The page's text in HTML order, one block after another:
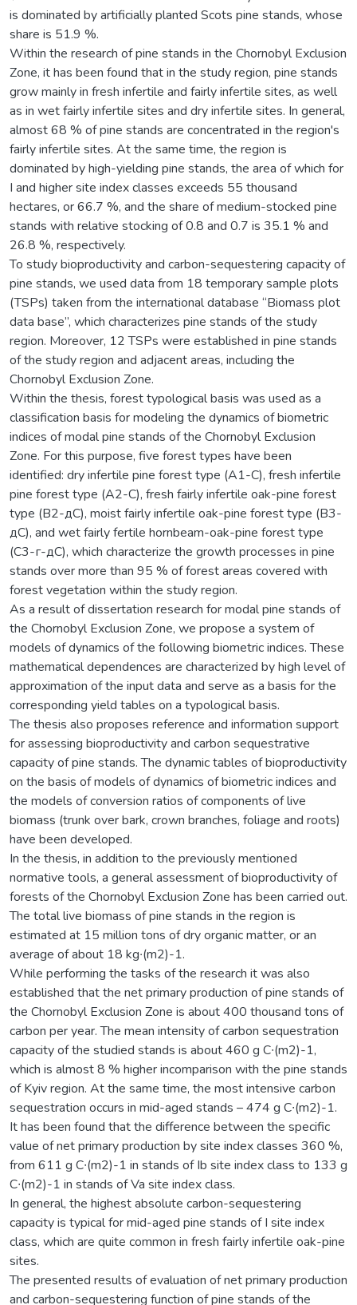
is dominated by artificially planted Scots pine stands, whose
share is 51.9 %.
Within the research of pine stands in the Chornobyl Exclusion
Zone, it has been found that in the study region, pine stands
grow mainly in fresh infertile and fairly infertile sites, as well
as in wet fairly infertile sites and dry infertile sites. In general,
almost 68 % of pine stands are concentrated in the region's
fairly infertile sites. At the same time, the region is
dominated by high-yielding pine stands, the area of which for
I and higher site index classes exceeds 55 thousand
hectares, or 66.7 %, and the share of medium-stocked pine
stands with relative stocking of 0.8 and 0.7 is 35.1 % and
26.8 %, respectively.
To study bioproductivity and carbon-sequestering capacity of
pine stands, we used data from 18 temporary sample plots
(TSPs) taken from the international database “Biomass plot
data base”, which characterizes pine stands of the study
region. Moreover, 12 TSPs were established in pine stands
of the study region and adjacent areas, including the
Chornobyl Exclusion Zone.
Within the thesis, forest typological basis was used as a
classification basis for modeling the dynamics of biometric
indices of modal pine stands of the Chornobyl Exclusion
Zone. For this purpose, five forest types have been
identified: dry infertile pine forest type (A1-C), fresh infertile
pine forest type (A2-C), fresh fairly infertile oak-pine forest
type (B2-дС), moist fairly infertile oak-pine forest type (B3-
дС), and wet fairly fertile hornbeam-oak-pine forest type
(С3-г-дС), which characterize the growth processes in pine
stands over more than 95 % of forest areas covered with
forest vegetation within the study region.
As a result of dissertation research for modal pine stands of
the Chornobyl Exclusion Zone, we propose a system of
models of dynamics of the following biometric indices. These
mathematical dependences are characterized by high level of
approximation of the input data and serve as a basis for the
corresponding yield tables on a typological basis.
The thesis also proposes reference and information support
for assessing bioproductivity and carbon sequestrative
capacity of pine stands. The dynamic tables of bioproductivity
on the basis of models of dynamics of biometric indices and
the models of conversion ratios of components of live
biomass (trunk over bark, crown branches, foliage and roots)
have been developed.
In the thesis, in addition to the previously mentioned
normative tools, a general assessment of bioproductivity of
forests of the Chornobyl Exclusion Zone has been carried out.
The total live biomass of pine stands in the region is
estimated at 15 million tons of dry organic matter, or an
average of about 18 kg‧(m2)-1.
While performing the tasks of the research it was also
established that the net primary production of pine stands of
the Chornobyl Exclusion Zone is about 400 thousand tons of
carbon per year. The mean intensity of carbon sequestration
capacity of the studied stands is about 460 g С∙(m2)-1,
which is almost 8 % higher incomparison with the pine stands
of Kyiv region. At the same time, the most intensive carbon
sequestration occurs in mid-aged stands – 474 g С∙(m2)-1.
Іt has been found that the difference between the specific
value of net primary production by site index classes 360 %,
from 611 g C∙(m2)-1 in stands of Ib site index class to 133 g
C∙(m2)-1 in stands of Va site index class.
In general, the highest absolute carbon-sequestering
capacity is typical for mid-aged pine stands of I site index
class, which are quite common in fresh fairly infertile oak-pine
sites.
The presented results of evaluation of net primary production
and carbon-sequestering function of pine stands of the